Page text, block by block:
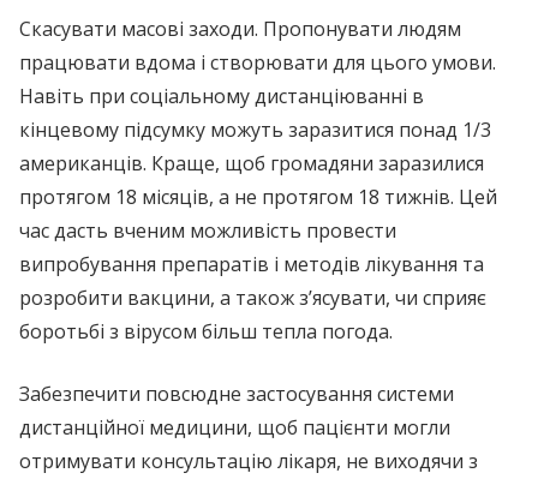
Скасувати масові заходи. Пропонувати людям
працювати вдома і створювати для цього умови.
Навіть при соціальному дистанціюванні в
кінцевому підсумку можуть заразитися понад 1/3
американців. Краще, щоб громадяни заразилися
протягом 18 місяців, а не протягом 18 тижнів. Цей
час дасть вченим можливість провести
випробування препаратів і методів лікування та
розробити вакцини, а також з’ясувати, чи сприяє
боротьбі з вірусом більш тепла погода.
Забезпечити повсюдне застосування системи
дистанційної медицини, щоб пацієнти могли
отримувати консультацію лікаря, не виходячи з